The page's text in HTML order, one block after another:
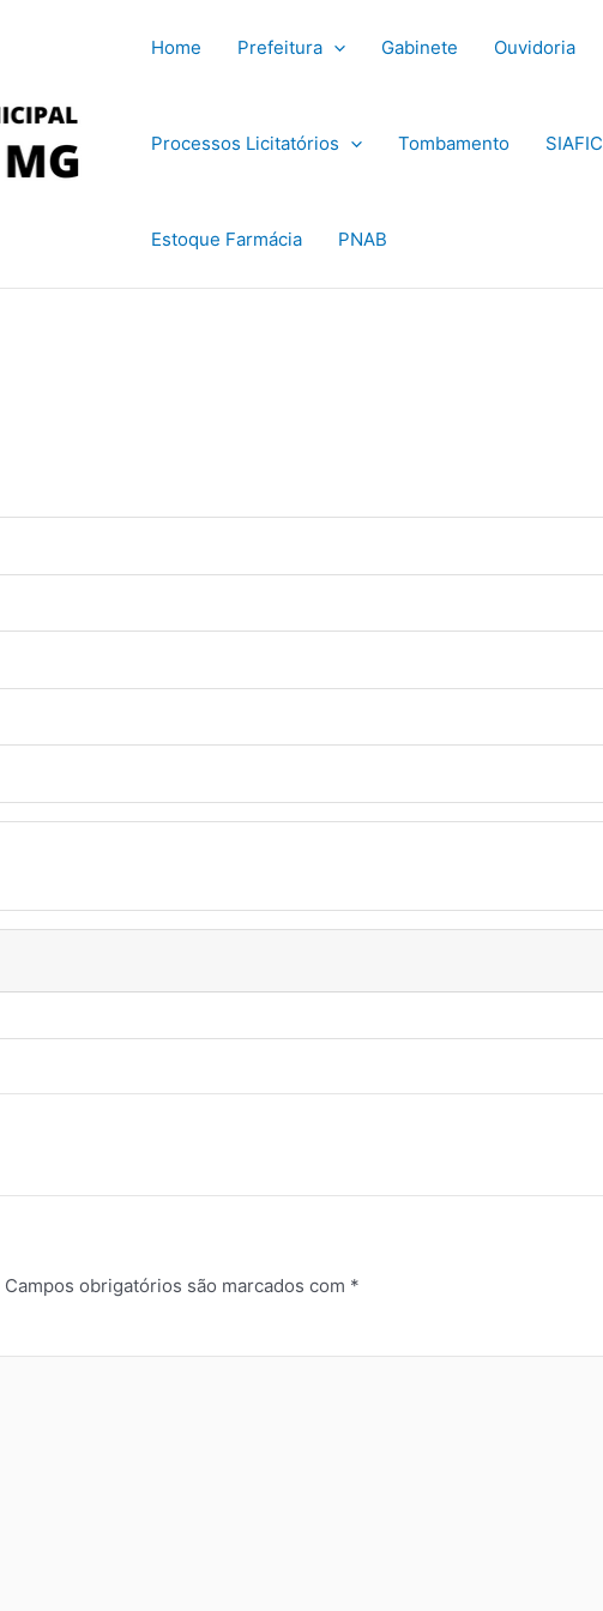
Home Prefeitura Gabinete Ouvidoria
Processos Licitatórios Tombamento SIAFIC
Estoque Farmácia PNAB
Campos obrigatórios são marcados com *